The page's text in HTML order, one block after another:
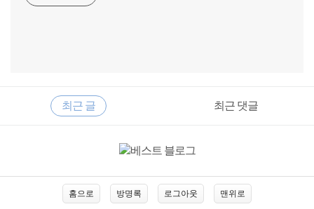
RECENTLY
최근 글 최근 댓글
글
홈으로 방명록 로그아웃 맨위로